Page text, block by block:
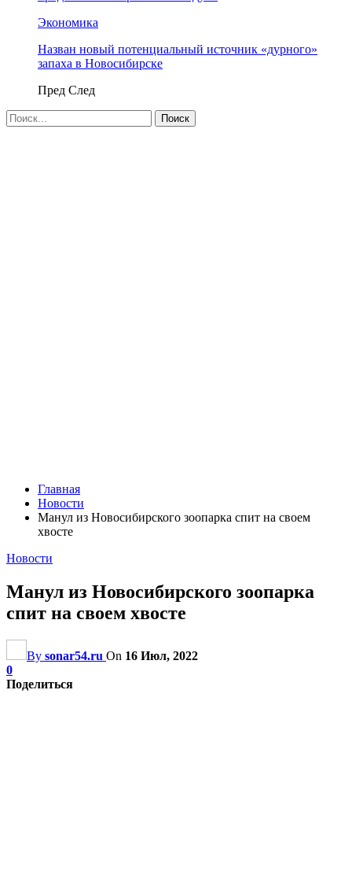
Экономика
Назван новый потенциальный источник «дурного»
запаха в Новосибирске
Пред След
Главная
Новости
Манул из Новосибирского зоопарка спит на своем
хвосте
Новости
Манул из Новосибирского зоопарка
спит на своем хвосте
By sonar54.ru On 16 Июл, 2022
0
Поделиться